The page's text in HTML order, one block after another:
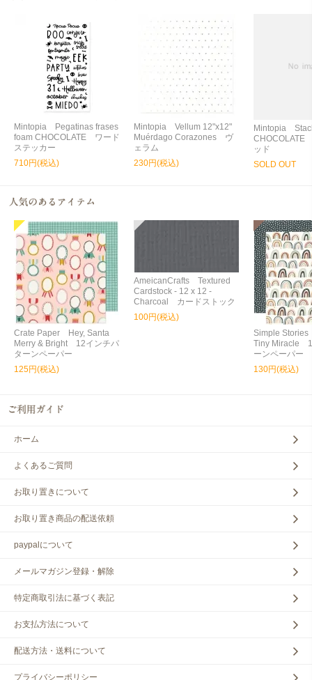
Mintopia Pegatinas frases
foam CHOCOLATE ワード
ステッカー
710円(税込)
Mintopia Vellum 12"x12"
Muérdago Corazones ヴ
ェラム
230円(税込)
Mintopia
CHOCOLATE
ッド
SOLD OUT
Crate Paper Hey, Santa
Merry & Bright 12インチパ
ターンペーパー
125円(税込)
AmeicanCrafts Textured
Cardstock - 12 x 12 -
Charcoal カードストック
100円(税込)
Simple
Tiny Miracle
ーンペーパー
130円(税込)
ホーム
よくあるご質問
お取り置きについて
お取り置き商品の配送依頼
paypalについて
メールマガジン登録・解除
特定商取引法に基づく表記
お支払方法について
配送方法・送料について
プライバシーポリシー